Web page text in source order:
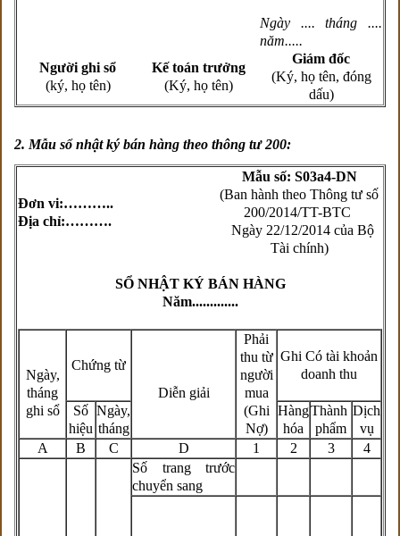
Ngày .... tháng ....
năm.....
Người ghi sổ
(ký, họ tên)
Kế toán trưởng
(Ký, họ tên)
Giám đốc
(Ký, họ tên, đóng
dấu)
2. Mẫu sổ nhật ký bán hàng theo thông tư 200:
Đơn vi:………..
Địa chỉ:……….
Mẫu số: S03a4-DN
(Ban hành theo Thông tư số
200/2014/TT-BTC
Ngày 22/12/2014 của Bộ
Tài chính)
SỔ NHẬT KÝ BÁN HÀNG
Năm.............
Ngày,
tháng
ghi sổ
Chứng từ
Diễn giải
Phải
thu từ
người
mua
(Ghi
Nợ)
Ghi Có tài khoản
doanh thu
Số
hiệu
Ngày,
tháng
Hàng
hóa
Thành
phẩm
Dịch
vụ
A
B C D 1 2 3
4
Số trang trước
chuyển sang